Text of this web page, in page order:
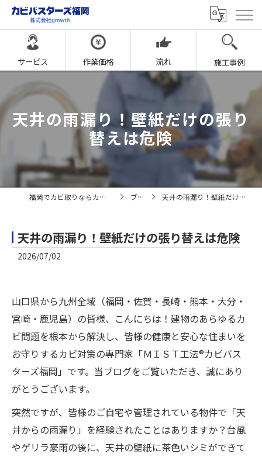
サービス 作業価格 流れ 施工事例
天井の雨漏り！壁紙だけの張り
替えは危険
福岡でカビ取りならカビバスターズ福岡 ブログ 天井の雨漏り！壁紙だけの張り替えは危険
天井の雨漏り！壁紙だけの張り替えは危険
2026/07/02
山口県から九州全域（福岡・佐賀・長崎・熊本・大分・
宮崎・鹿児島）の皆様、こんにちは！建物のあらゆるカ
ビ問題を根本から解決し、皆様の健康と安心な住まいを
お守りするカビ対策の専門家「ＭＩＳＴ工法®カビバス
ターズ福岡」です。当ブログをご覧いただき、誠にあり
がとうございます。
突然ですが、皆様のご自宅や管理されている物件で「天
井からの雨漏り」を経験されたことはありますか？台風
やゲリラ豪雨の後に、天井の壁紙に茶色いシミができて